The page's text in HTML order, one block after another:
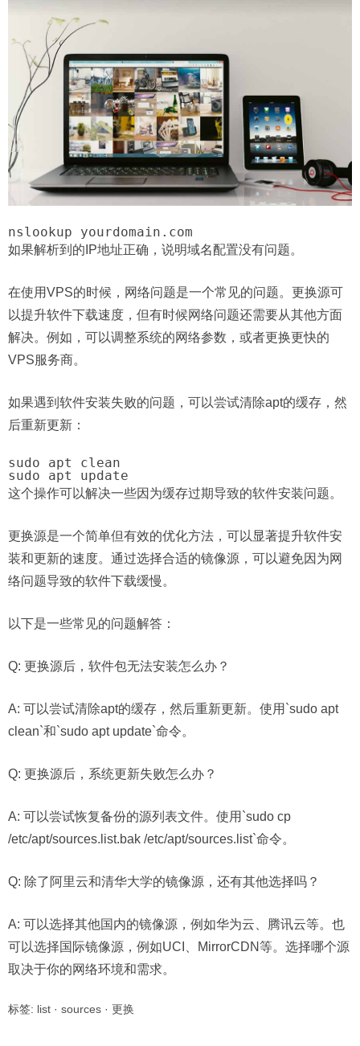
nslookup yourdomain.com
如果解析到的IP地址正确，说明域名配置没有问题。
在使用VPS的时候，网络问题是一个常见的问题。更换源可
以提升软件下载速度，但有时候网络问题还需要从其他方面
解决。例如，可以调整系统的网络参数，或者更换更快的
VPS服务商。
如果遇到软件安装失败的问题，可以尝试清除apt的缓存，然
后重新更新：
sudo apt clean
sudo apt update
这个操作可以解决一些因为缓存过期导致的软件安装问题。
更换源是一个简单但有效的优化方法，可以显著提升软件安
装和更新的速度。通过选择合适的镜像源，可以避免因为网
络问题导致的软件下载缓慢。
以下是一些常见的问题解答：
Q: 更换源后，软件包无法安装怎么办？
A: 可以尝试清除apt的缓存，然后重新更新。使用`sudo apt
clean`和`sudo apt update`命令。
Q: 更换源后，系统更新失败怎么办？
A: 可以尝试恢复备份的源列表文件。使用`sudo cp
/etc/apt/sources.list.bak /etc/apt/sources.list`命令。
Q: 除了阿里云和清华大学的镜像源，还有其他选择吗？
A: 可以选择其他国内的镜像源，例如华为云、腾讯云等。也
可以选择国际镜像源，例如UCI、MirrorCDN等。选择哪个源
取决于你的网络环境和需求。
标签: list · sources · 更换